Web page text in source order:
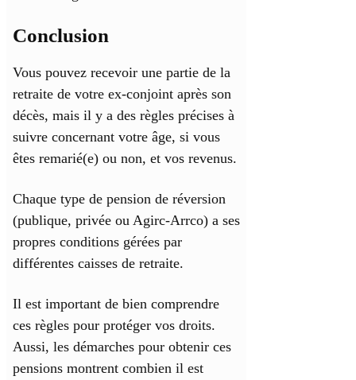
Conclusion
Vous pouvez recevoir une partie de la
retraite de votre ex-conjoint après son
décès, mais il y a des règles précises à
suivre concernant votre âge, si vous
êtes remarié(e) ou non, et vos revenus.
Chaque type de pension de réversion
(publique, privée ou Agirc-Arrco) a ses
propres conditions gérées par
différentes caisses de retraite.
Il est important de bien comprendre
ces règles pour protéger vos droits.
Aussi, les démarches pour obtenir ces
pensions montrent combien il est